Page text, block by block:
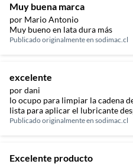
Muy buena marca
por Mario Antonio
Muy bueno en lata dura más
Publicado originalmente en sodimac.cl
excelente
por dani
lo ocupo para limpiar la cadena
lista para aplicar el lubricante
Publicado originalmente en sodimac.cl
Excelente producto